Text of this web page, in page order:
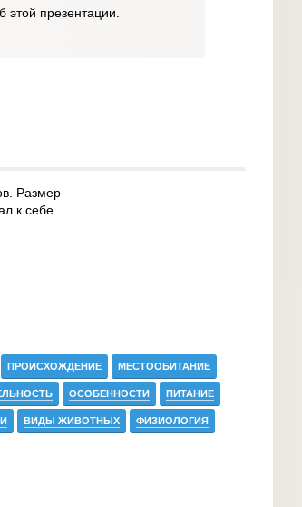
презентации.
Размер
к себе
ПРОИСХОЖДЕНИЕ МЕСТООБИТАНИЕ
ОСОБЕННОСТИ ПИТАНИЕ
ВИДЫ ЖИВОТНЫХ ФИЗИОЛОГИЯ